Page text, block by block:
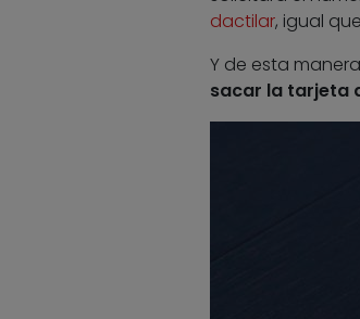
dactilar, igual
Y de esta
sacar la tarjeta